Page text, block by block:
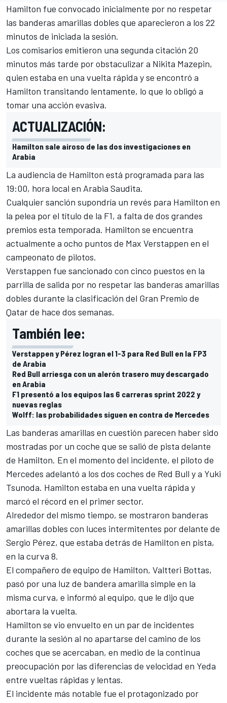
Hamilton fue convocado inicialmente por no respetar
las banderas amarillas dobles que aparecieron a los 22
minutos de iniciada la sesión.
Los comisarios emitieron una segunda citación 20
minutos más tarde por obstaculizar a Nikita Mazepin,
quien estaba en una vuelta rápida y se encontró a
Hamilton transitando lentamente, lo que lo obligó a
tomar una acción evasiva.
ACTUALIZACIÓN:
Hamilton sale airoso de las dos investigaciones en
Arabia
La audiencia de Hamilton está programada para las
19:00, hora local en Arabia Saudita.
Cualquier sanción supondría un revés para Hamilton en
la pelea por el título de la F1, a falta de dos grandes
premios esta temporada. Hamilton se encuentra
actualmente a ocho puntos de Max Verstappen en el
campeonato de pilotos.
Verstappen fue sancionado con cinco puestos en la
parrilla de salida por no respetar las banderas amarillas
dobles durante la clasificación del Gran Premio de
Qatar de hace dos semanas.
También lee:
Verstappen y Pérez logran el 1-3 para Red Bull en la FP3
de Arabia
Red Bull arriesga con un alerón trasero muy descargado
en Arabia
F1 presentó a los equipos las 6 carreras sprint 2022 y
nuevas reglas
Wolff: las probabilidades siguen en contra de Mercedes
Las banderas amarillas en cuestión parecen haber sido
mostradas por un coche que se salió de pista delante
de Hamilton. En el momento del incidente, el piloto de
Mercedes adelantó a los dos coches de Red Bull y a Yuki
Tsunoda. Hamilton estaba en una vuelta rápida y
marcó el récord en el primer sector.
Alrededor del mismo tiempo, se mostraron banderas
amarillas dobles con luces intermitentes por delante de
Sergio Pérez, que estaba detrás de Hamilton en pista,
en la curva 8.
El compañero de equipo de Hamilton, Valtteri Bottas,
pasó por una luz de bandera amarilla simple en la
misma curva, e informó al equipo, que le dijo que
abortara la vuelta.
Hamilton se vio envuelto en un par de incidentes
durante la sesión al no apartarse del camino de los
coches que se acercaban, en medio de la continua
preocupación por las diferencias de velocidad en Yeda
entre vueltas rápidas y lentas.
El incidente más notable fue el protagonizado por